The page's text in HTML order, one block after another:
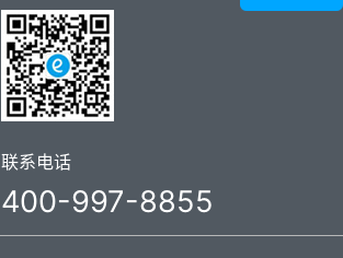
联系电话
400-997-8855